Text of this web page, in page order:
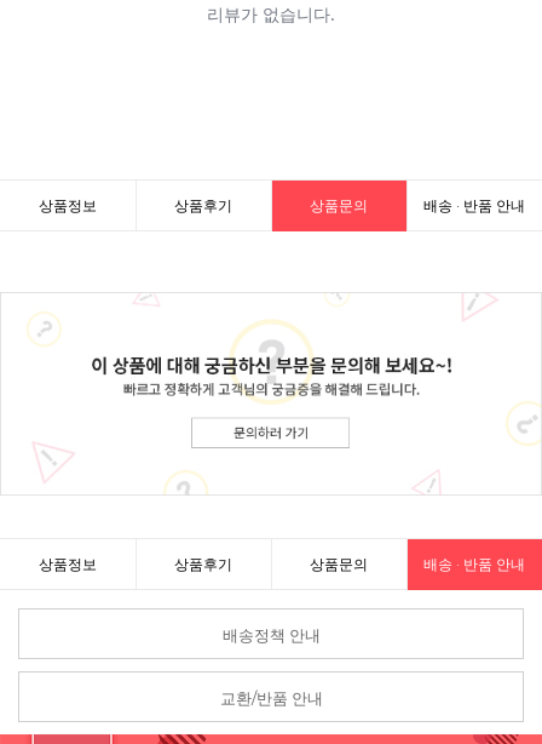
상품정보 상품후기 상품문의 배송 · 반품 안내
상품정보 상품후기 상품문의 배송 · 반품 안내
배송정책 안내
교환/반품 안내